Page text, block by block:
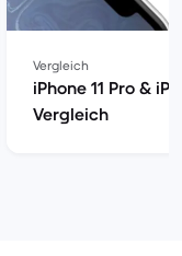
Vergleich
iPhone 11 Pro &
Vergleich